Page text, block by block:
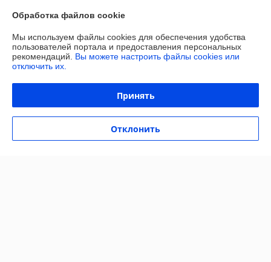
Контакты
Доставка и оплата
Полная версия сайта
Политика обработки cookies
Сайт создан на платформе Deal.by
Обработка файлов cookie
Мы используем файлы cookies для обеспечения удобства
пользователей портала и предоставления персональных
рекомендаций. Вы можете настроить файлы cookies или
отключить их.
Принять
Отклонить